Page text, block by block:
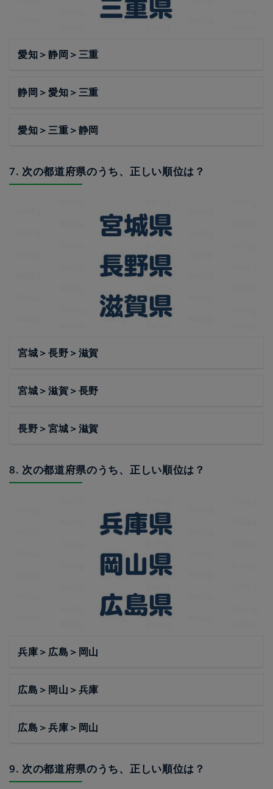
愛知＞静岡＞三重
静岡＞愛知＞三重
愛知＞三重＞静岡
7. 次の都道府県のうち、正しい順位は？
宮城＞長野＞滋賀
宮城＞滋賀＞長野
長野＞宮城＞滋賀
8. 次の都道府県のうち、正しい順位は？
兵庫＞広島＞岡山
広島＞岡山＞兵庫
広島＞兵庫＞岡山
9. 次の都道府県のうち、正しい順位は？